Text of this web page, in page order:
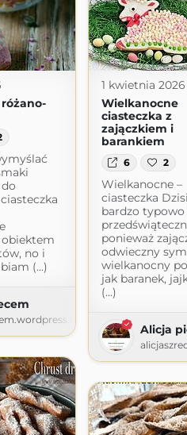
no i
(...)
1 kwietnia 2026
Wielkanocne
ciasteczka z
zajączkiem i
barankiem
6 2
Wielkanocne –
ciasteczka
bardzo typowo
ponieważ
odwieczny
wielkanocny
jak baranek,
(...)
Alicja